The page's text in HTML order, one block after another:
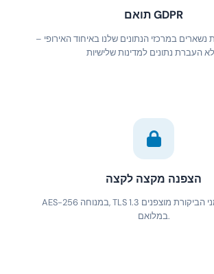
תואם GDPR
נשארים במרכזי הנתונים שלנו באיחוד האירופי –
הצפנה מקצה לקצה
AES-256 במנוחה, TLS 1.3 במעבר. כל יומני הביקורת מוצפנים
במלואם.